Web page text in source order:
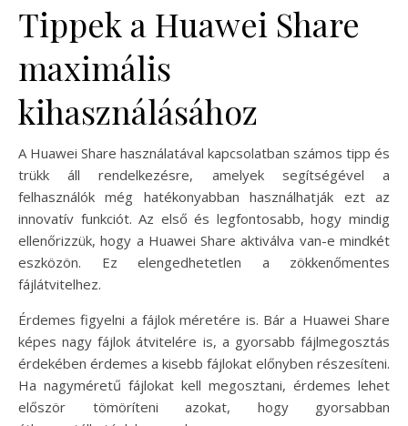
Tippek a Huawei Share
maximális
kihasználásához
A Huawei Share használatával kapcsolatban számos tipp és
trükk áll rendelkezésre, amelyek segítségével a
felhasználók még hatékonyabban használhatják ezt az
innovatív funkciót. Az első és legfontosabb, hogy mindig
ellenőrizzük, hogy a Huawei Share aktiválva van-e mindkét
eszközön. Ez elengedhetetlen a zökkenőmentes
fájlátvitelhez.
Érdemes figyelni a fájlok méretére is. Bár a Huawei Share
képes nagy fájlok átvitelére is, a gyorsabb fájlmegosztás
érdekében érdemes a kisebb fájlokat előnyben részesíteni.
Ha nagyméretű fájlokat kell megosztani, érdemes lehet
először tömöríteni azokat, hogy gyorsabban